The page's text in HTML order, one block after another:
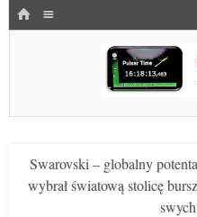
HOME
Pulsarowy.pl
Swarovski – globalny
wybrał światową stolicę